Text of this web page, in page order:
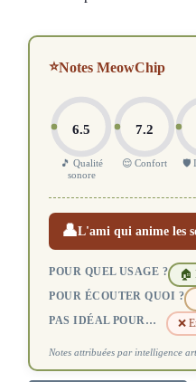
⭐Notes MeowChip
6.5
🎵 Qualité
sonore
7.2
😌 Confort 🛡️
👤L'ami qui anime les
POUR QUEL USAGE ? 🏠
POUR ÉCOUTER QUOI ?
PAS IDÉAL POUR… ❌
Notes attribuées par intelligence